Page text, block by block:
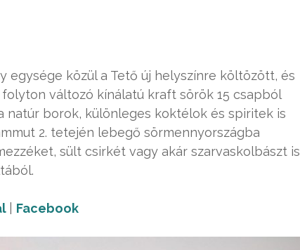
egysége közül a Tető új helyszínre költözött, és
változó kínálatú kraft sörök 15 csapból
natúr borok, különleges koktélok és spiritek is
2. tetején lebegő sörmennyországba
sült csirkét vagy akár szarvaskolbászt is
Facebook